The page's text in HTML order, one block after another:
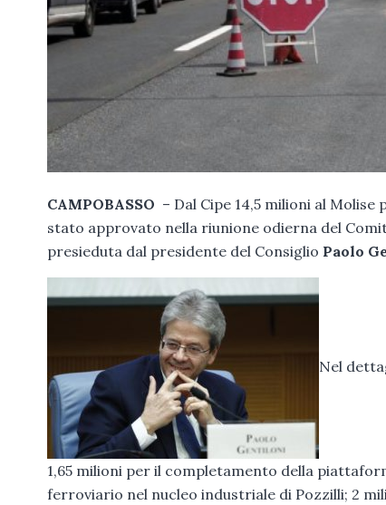
CAMPOBASSO – Dal Cipe 14,5 milioni al
stato approvato nella riunione odierna del
presieduta dal presidente del Consiglio Paolo
Nel
1,65 milioni per il completamento della
ferroviario nel nucleo industriale di Pozzilli; 2